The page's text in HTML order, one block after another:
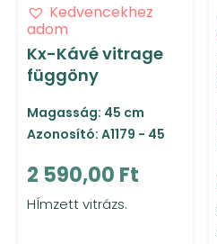
Kedvencekhez
adom
Kx-Kávé vitrage
függöny
Magasság: 45 cm
Azonosító: A1179 - 45
2 590,00 Ft
HÍmzett vitrázs.